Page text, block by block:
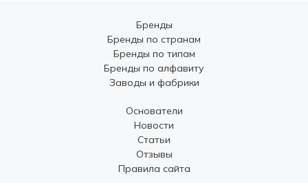
Бренды
Бренды по странам
Бренды по типам
Бренды по алфавиту
Заводы и фабрики
Основатели
Новости
Статьи
Отзывы
Правила сайта